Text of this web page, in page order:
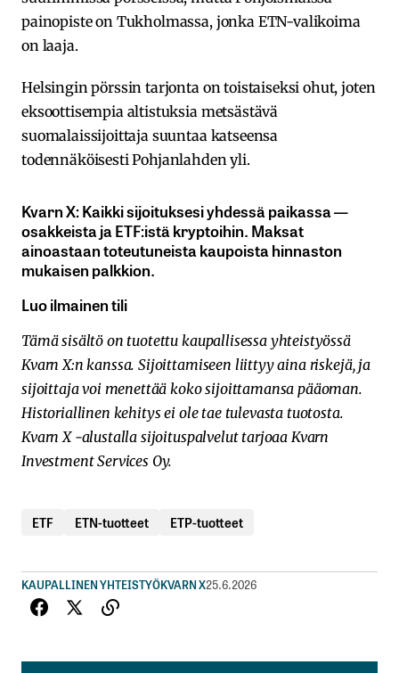
painopiste on Tukholmassa, jonka ETN-valikoima
on laaja.
Helsingin pörssin tarjonta on toistaiseksi ohut, joten
eksoottisempia altistuksia metsästävä
suomalaissijoittaja suuntaa katseensa
todennäköisesti Pohjanlahden yli.
Kvarn X: Kaikki sijoituksesi yhdessä paikassa —
osakkeista ja ETF:istä kryptoihin. Maksat
ainoastaan toteutuneista kaupoista hinnaston
mukaisen palkkion.
Luo ilmainen tili
Tämä sisältö on tuotettu kaupallisessa yhteistyössä
Kvarn X:n kanssa. Sijoittamiseen liittyy aina riskejä, ja
sijoittaja voi menettää koko sijoittamansa pääoman.
Historiallinen kehitys ei ole tae tulevasta tuotosta.
Kvarn X -alustalla sijoituspalvelut tarjoaa Kvarn
Investment Services Oy.
ETF ETN-tuotteet ETP-tuotteet
KAUPALLINEN YHTEISTYÖKVARN X25.6.2026